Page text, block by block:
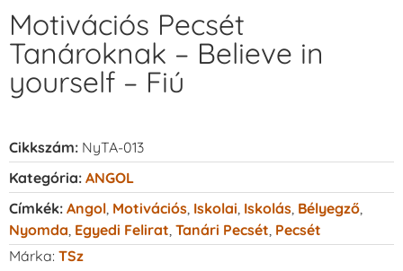
Motivációs Pecsét
Tanároknak – Believe in
yourself – Fiú
Cikkszám: NyTA-013
Kategória: ANGOL
Címkék: Angol Motivációs Iskolai Iskolás Bélyegző
Nyomda Egyedi Felirat Tanári Pecsét Pecsét
Márka: TSz